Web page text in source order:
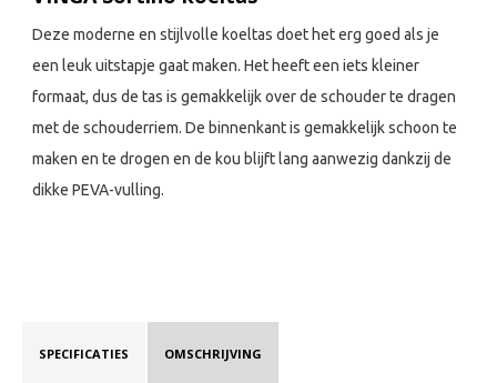
Deze moderne en stijlvolle koeltas doet het erg goed als je
een leuk uitstapje gaat maken. Het heeft een iets kleiner
formaat, dus de tas is gemakkelijk over de schouder te dragen
met de schouderriem. De binnenkant is gemakkelijk schoon te
maken en te drogen en de kou blijft lang aanwezig dankzij de
dikke PEVA-vulling.
SPECIFICATIES OMSCHRIJVING